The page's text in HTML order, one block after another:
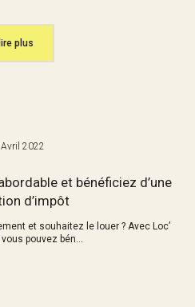
lire plus
2022
et bénéficiez d’une
d’impôt
et souhaitez le louer ? Avec Loc’
pouvez bén...